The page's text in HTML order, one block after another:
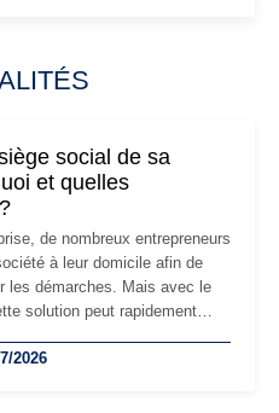
social de sa
et quelles
de nombreux entrepreneurs
à leur domicile afin de
les démarches. Mais avec le
solution peut rapidement
de marque… Le
2026